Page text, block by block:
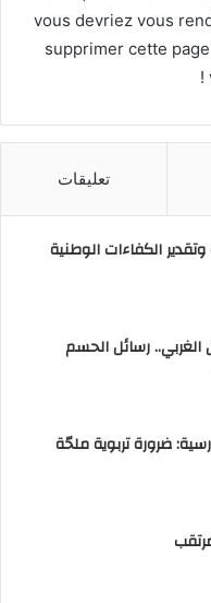
vous devriez vous
supprimer cette
تعليقات
الكفاءات الوطنية
رسائل الحسم
ضرورة تربوية ملحّة